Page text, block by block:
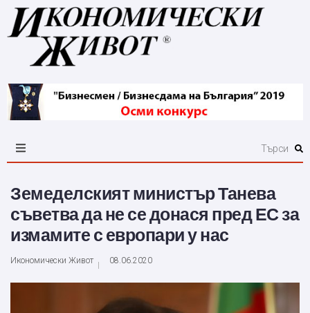
Земеделският министър Танева
съветва да не се донася пред ЕС за
измамите с европари у нас
Икономически Живот 08.06.2020